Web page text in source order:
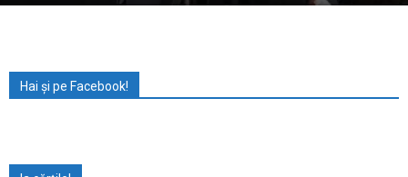
Hai și pe Facebook!